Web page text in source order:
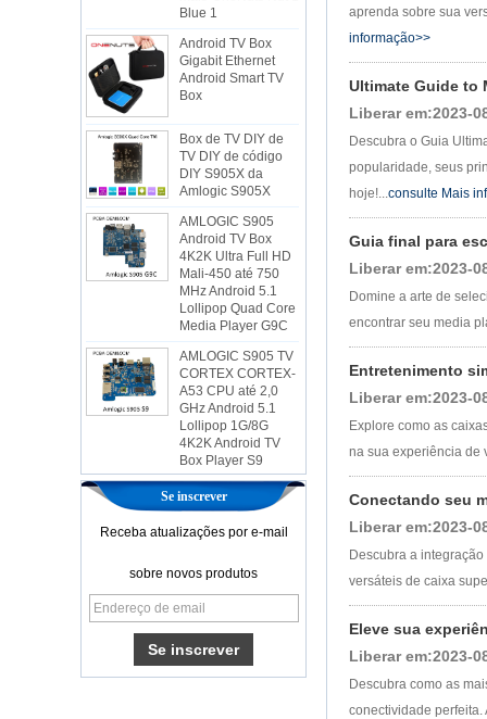
Android TV Box
Gigabit Ethernet
Android Smart TV
Box
TV DIY de código
DIY S905X da
Amlogic S905X
AMLOGIC S905
Android TV Box
4K2K Ultra Full HD
Mali-450 até 750
MHz Android 5.1
Lollipop Quad Core
Media Player G9C
AMLOGIC S905 TV
CORTEX CORTEX-
A53 CPU até 2,0
GHz Android 5.1
Lollipop 1G/8G
4K2K Android TV
Box Player S9
A mais nova caixa
de TV AMLOGIC
S905X Android 6.0
TV CAT CORE
Android com slot de
cartão SIM 3G/4G
Android 6.0
Se inscrever
Receba atualizações por e-mail
sobre novos produtos
aprenda sobre sua
informação>>
Ultimate Guide to
Liberar em:2023-
Descubra o Guia
popularidade, seus
hoje!... consulte Mais
Guia final para
Liberar em:2023-
Domine a arte de
encontrar seu media
Entretenimento
Liberar em:2023-
Explore como as
na sua experiência de
Conectando seu
Liberar em:2023-
Descubra a
versáteis de caixa
Eleve sua
Liberar em:2023-
Descubra como as
conectividade perfeita.